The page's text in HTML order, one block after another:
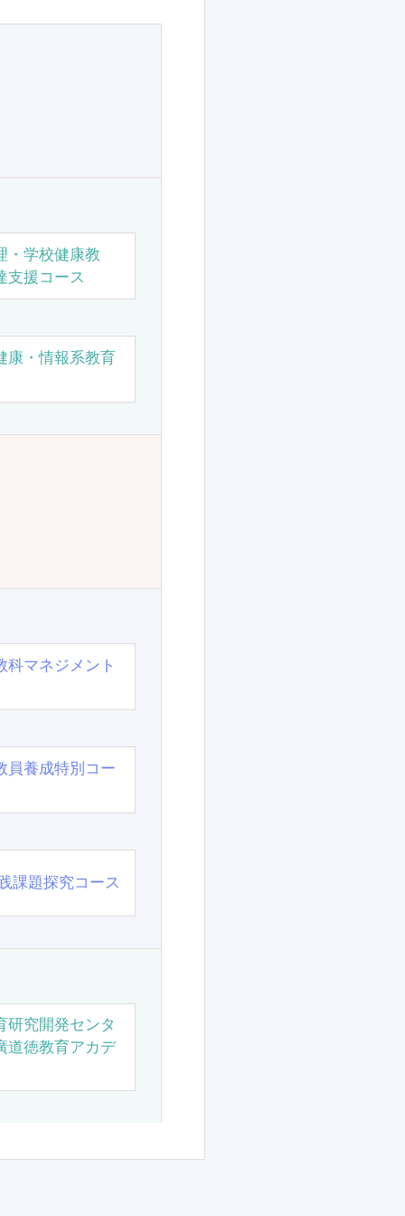
・学校健康教
支援コース
康・情報系教育
科マネジメント
員養成特別コー
課題探究コース
研究開発センタ
道徳教育アカデ